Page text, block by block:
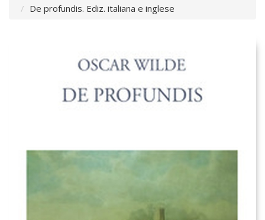
De profundis. Ediz. italiana e inglese